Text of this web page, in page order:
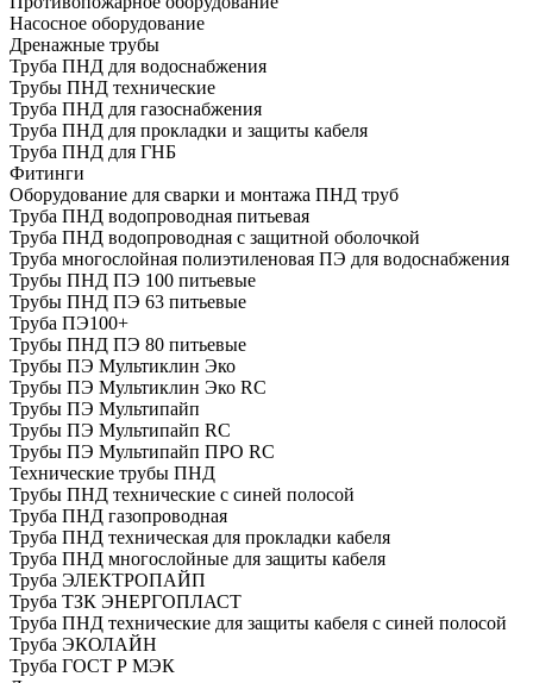
Насосное оборудование
Дренажные трубы
Труба ПНД для водоснабжения
Трубы ПНД технические
Труба ПНД для газоснабжения
Труба ПНД для прокладки и защиты кабеля
Труба ПНД для ГНБ
Фитинги
Оборудование для сварки и монтажа ПНД труб
Труба ПНД водопроводная питьевая
Труба ПНД водопроводная с защитной оболочкой
Труба многослойная полиэтиленовая ПЭ для водоснабжения
Трубы ПНД ПЭ 100 питьевые
Трубы ПНД ПЭ 63 питьевые
Труба ПЭ100+
Трубы ПНД ПЭ 80 питьевые
Трубы ПЭ Мультиклин Эко
Трубы ПЭ Мультиклин Эко RC
Трубы ПЭ Мультипайп
Трубы ПЭ Мультипайп RC
Трубы ПЭ Мультипайп ПРО RC
Технические трубы ПНД
Трубы ПНД технические с синей полосой
Труба ПНД газопроводная
Труба ПНД техническая для прокладки кабеля
Труба ПНД многослойные для защиты кабеля
Труба ЭЛЕКТРОПАЙП
Труба ТЗК ЭНЕРГОПЛАСТ
Труба ПНД технические для защиты кабеля с синей полосой
Труба ЭКОЛАЙН
Труба ГОСТ Р МЭК